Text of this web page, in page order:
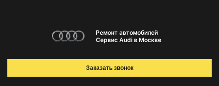
Ремонт автомобилей
Сервис Audi в Москве
Заказать звонок